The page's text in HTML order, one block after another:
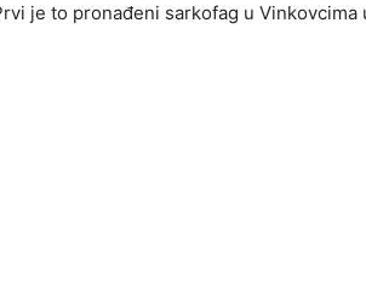
je to pronađeni sarkofag u